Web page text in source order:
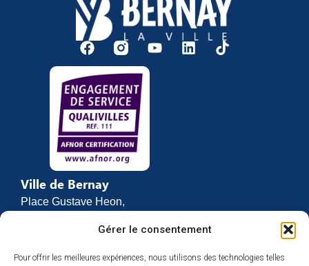
Gérer le consentement
Pour offrir les meilleures expériences, nous utilisons des technologies telles
Ville de Bernay
Place Gustave Heon,
27307 BERNAY